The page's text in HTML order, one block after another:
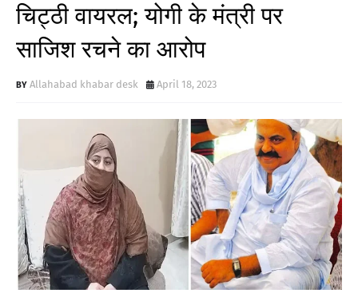
चिट्ठी वायरल; योगी के मंत्री पर
साजिश रचने का आरोप
Allahabad khabar desk April 18, 2023